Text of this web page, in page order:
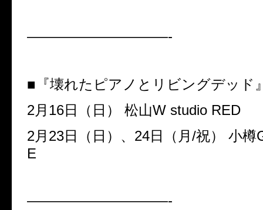
——————————-
■『壊れたピアノとリビングデッド
2月 16日（日） 松山W studio RED
2月 23日（日）、 24日（月 /祝） 小樽
E
——————————-